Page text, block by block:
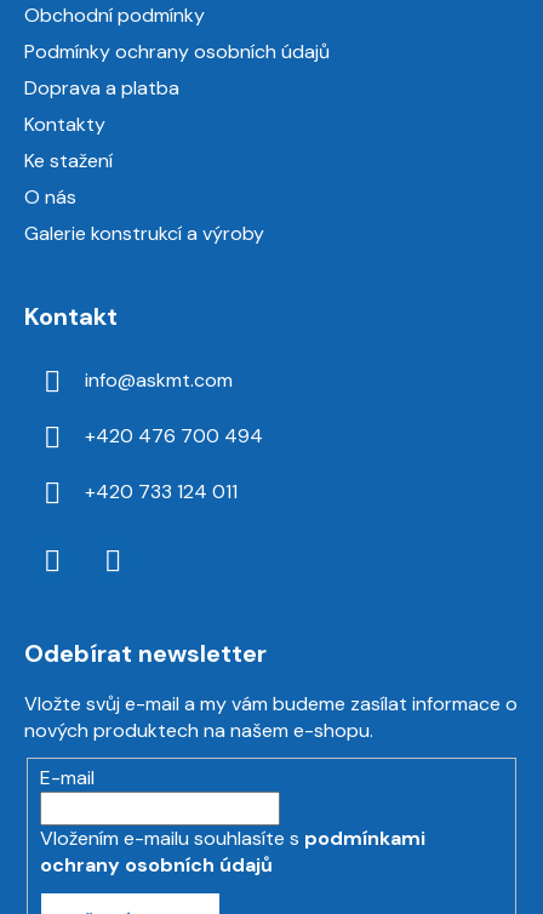
Obchodní podmínky
Podmínky ochrany osobních údajů
Doprava a platba
Kontakty
Ke stažení
O nás
Galerie konstrukcí a výroby
Kontakt
info@askmt.com
+420 476 700 494
+420 733 124 011
Odebírat newsletter
Vložte svůj e-mail a my vám budeme zasílat informace o
nových produktech na našem e-shopu.
E-mail
Vložením e-mailu souhlasíte s podmínkami
ochrany osobních údajů